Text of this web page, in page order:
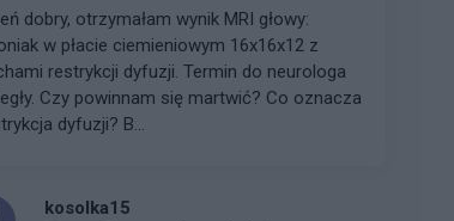
dobry, otrzymałam wynik MRI głowy:
w płacie ciemieniowym 16x16x12 z
restrykcji dyfuzji. Termin do neurologa
Czy powinnam się martwić? Co oznacza
dyfuzji? B...
kosolka15